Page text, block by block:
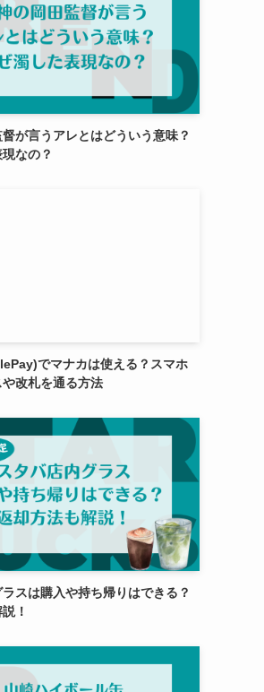
が言うアレとはどういう意味？
なの？
でマナカは使える？スマホ
改札を通る方法
スは購入や持ち帰りはできる？
！